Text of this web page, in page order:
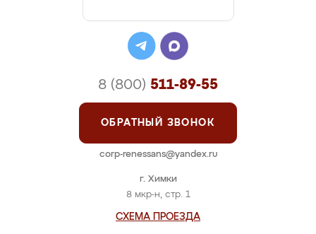
г. Химки
8 мкр-н, стр. 1
СХЕМА ПРОЕЗДА
8 (800) 511-89-55
ОБРАТНЫЙ ЗВОНОК
corp-renessans@yandex.ru